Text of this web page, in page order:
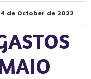
de October de 2022